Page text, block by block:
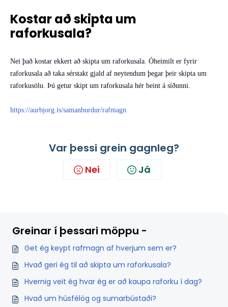
Kostar að skipta um
raforkusala?
Nei það kostar ekkert að skipta um raforkusala. Óheimilt er fyrir
raforkusala að taka sérstakt gjald af neytendum þegar þeir skipta um
raforkusölu. Þú getur skipt um raforkusala hér beint á síðunni.
https://aurbjorg.is/samanburdur/rafmagn
Var þessi grein gagnleg?
Nei Já
Greinar í þessari möppu -
Get ég keypt rafmagn af hverjum sem er?
Hvað geri ég til að skipta um raforkusala?
Hvernig veit ég hvar ég er að kaupa raforku í dag?
Hvað um húsfélög og sumarbústaði?